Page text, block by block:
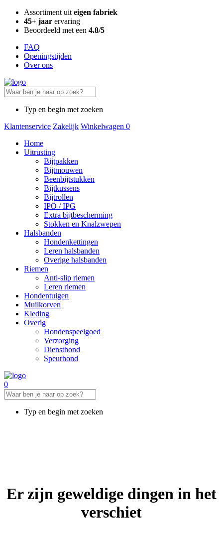
Assortiment uit eigen fabriek
45+ jaar ervaring
Beoordeeld met een 4.8/5
FAQ
Openingstijden
Over ons
Typ en begin met zoeken
Klantenservice Zakelijk Winkelwagen 0
Home
Uitrusting
Bijtpakken
Bijtmouwen
Beenbijtstukken
Bijtkussens
Bijtrollen
IPO / IPG
Extra bijtbescherming
Stokken en Knalzwepen
Halsbanden
Hondenkettingen
Leren halsbanden
Overige halsbanden
Riemen
Anti-slip riemen
Leren riemen
Hondentuigen
Muilkorven
Kleding
Overig
Hondenspeelgoed
Verzorging
Diensthond
Speurhond
0
Typ en begin met zoeken
Er zijn geweldige dingen in het
verschiet